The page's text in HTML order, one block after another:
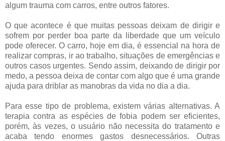
algum trauma com carros, entre outros fatores.
O que acontece é que muitas pessoas deixam de dirigir e
sofrem por perder boa parte da liberdade que um veículo
pode oferecer. O carro, hoje em dia, é essencial na hora de
realizar compras, ir ao trabalho, situações de emergências e
outros casos urgentes. Sendo assim, deixando de dirigir por
medo, a pessoa deixa de contar com algo que é uma grande
ajuda para driblar as manobras da vida no dia a dia.
Para esse tipo de problema, existem várias alternativas. A
terapia contra as espécies de fobia podem ser eficientes,
porém, às vezes, o usuário não necessita do tratamento e
acaba tendo enormes gastos desnecessários. Outras